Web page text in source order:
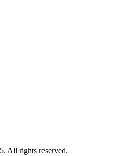
All rights reserved.